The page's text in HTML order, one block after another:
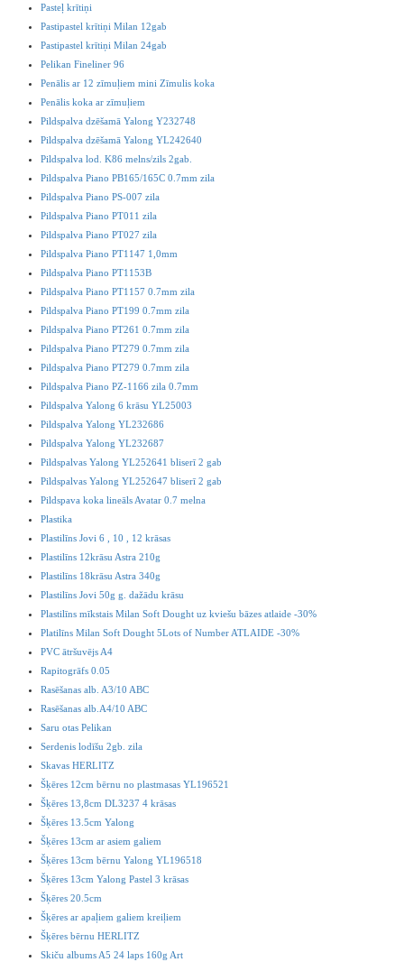
Pasteļ krītiņi
Pastipastel krītiņi Milan 12gab
Pastipastel krītiņi Milan 24gab
Pelikan Fineliner 96
Penālis ar 12 zīmuļiem mini Zīmulis koka
Penālis koka ar zīmuļiem
Pildspalva dzēšamā Yalong Y232748
Pildspalva dzēšamā Yalong YL242640
Pildspalva lod. K86 melns/zils 2gab.
Pildspalva Piano PB165/165C 0.7mm zila
Pildspalva Piano PS-007 zila
Pildspalva Piano PT011 zila
Pildspalva Piano PT027 zila
Pildspalva Piano PT1147 1,0mm
Pildspalva Piano PT1153B
Pildspalva Piano PT1157 0.7mm zila
Pildspalva Piano PT199 0.7mm zila
Pildspalva Piano PT261 0.7mm zila
Pildspalva Piano PT279 0.7mm zila
Pildspalva Piano PT279 0.7mm zila
Pildspalva Piano PZ-1166 zila 0.7mm
Pildspalva Yalong 6 krāsu YL25003
Pildspalva Yalong YL232686
Pildspalva Yalong YL232687
Pildspalvas Yalong YL252641 bliserī 2 gab
Pildspalvas Yalong YL252647 bliserī 2 gab
Pildspava koka lineāls Avatar 0.7 melna
Plastika
Plastilīns Jovi 6 , 10 , 12 krāsas
Plastilīns 12krāsu Astra 210g
Plastilīns 18krāsu Astra 340g
Plastilīns Jovi 50g g. dažādu krāsu
Plastilīns mīkstais Milan Soft Dought uz kviešu bāzes atlaide -30%
Platilīns Milan Soft Dought 5Lots of Number ATLAIDE -30%
PVC ātršuvējs A4
Rapitogrāfs 0.05
Rasēšanas alb. A3/10 ABC
Rasēšanas alb.A4/10 ABC
Saru otas Pelikan
Serdenis lodīšu 2gb. zila
Skavas HERLITZ
Šķēres 12cm bērnu no plastmasas YL196521
Šķēres 13,8cm DL3237 4 krāsas
Šķēres 13.5cm Yalong
Šķēres 13cm ar asiem galiem
Šķēres 13cm bērnu Yalong YL196518
Šķēres 13cm Yalong Pastel 3 krāsas
Šķēres 20.5cm
Šķēres ar apaļiem galiem kreiļiem
Šķēres bērnu HERLITZ
Skiču albums A5 24 laps 160g Art